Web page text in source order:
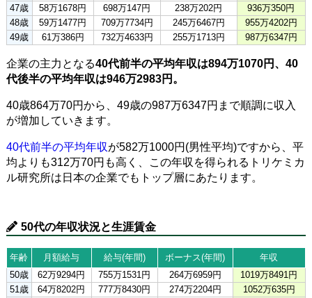
47歳
58万1678円 698万147円 238万202円
936万350円
48歳
59万1477円 709万7734円 245万6467円
955万4202円
49歳
61万386円 732万4633円 255万1713円 987万6347円
企業の主力となる40代前半の平均年収は894万1070円、40
代後半の平均年収は946万2983円。
40歳864万70円から、49歳の987万6347円まで順調に収入
が増加していきます。
40代前半の平均年収が582万1000円(男性平均)ですから、平
均よりも312万70円も高く、この年収を得られるトリケミカ
ル研究所は日本の企業でもトップ層にあたります。
50代の年収状況と生涯賃金
年齢 月額給与 給与(年間) ボーナス(年間)
年収
50歳
62万9294円 755万1531円 264万6959円
1019万8491円
51歳
64万8202円 777万8430円 274万2204円
1052万635円